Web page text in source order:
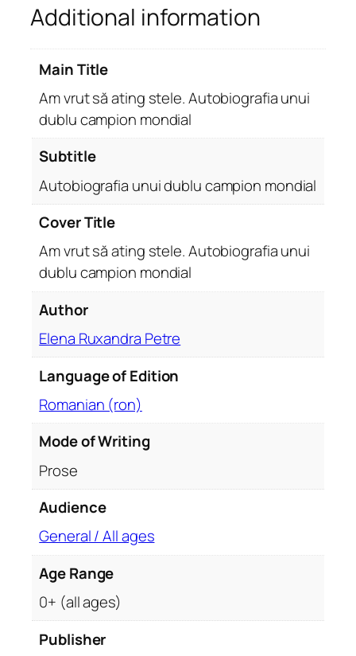
s
t
e
b
r
u
u
m
Additional information
Main Title
Am vrut să ating stele. Autobiografia unui
dublu campion mondial
Subtitle
Autobiografia unui dublu campion mondial
Cover Title
Am vrut să ating stele. Autobiografia unui
dublu campion mondial
Author
Elena Ruxandra Petre
Language of Edition
Romanian (ron)
Mode of Writing
Prose
Audience
General / All ages
Age Range
0+ (all ages)
Publisher